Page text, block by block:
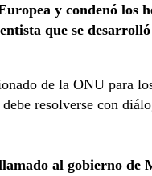
y condenó los
que se
de la ONU para
resolverse con
al gobierno de